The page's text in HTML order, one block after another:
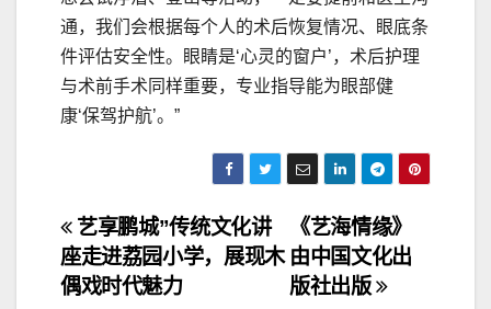
通，我们会根据每个人的术后恢复情况、眼底条
件评估安全性。眼睛是‘心灵的窗户’，术后护理
与术前手术同样重要，专业指导能为眼部健
康‘保驾护航’。”
文
章
《艺海情缘》
由中国文化出
版社出版
艺享鹏城”传统文化讲
座走进荔园小学，展现木
偶戏时代魅力